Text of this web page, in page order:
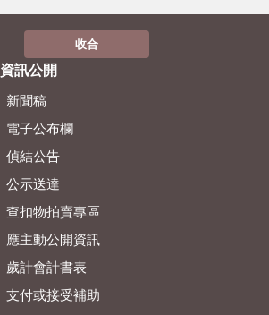
收合
資訊公開
新聞稿
電子公布欄
偵結公告
公示送達
查扣物拍賣專區
應主動公開資訊
歲計會計書表
支付或接受補助